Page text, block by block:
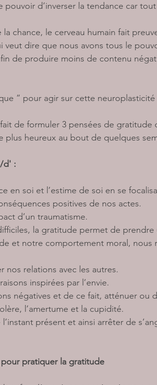
pouvoir d’inverser la tendance car
chance, le cerveau humain fait
veut dire que nous avons tous le
de produire moins de contenu
” pour agir sur cette neuroplasticité
de formuler 3 pensées de gratitude
plus heureux au bout de quelques
d' :
en soi et l’estime de soi en se
positives de nos actes.
d’un traumatisme.
la gratitude permet de
et notre comportement moral, nous
nos relations avec les autres.
inspirées par l’envie.
négatives et de ce fait, atténuer ou
l’amertume et la cupidité.
présent et ainsi arrêter de
pratiquer la gratitude